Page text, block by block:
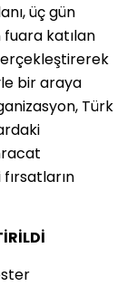
üç gün
fuara katılan
bir araya
Türk